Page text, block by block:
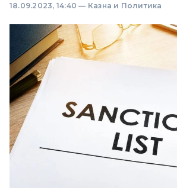
18.09.2023, 14:40 — Казна и Политика